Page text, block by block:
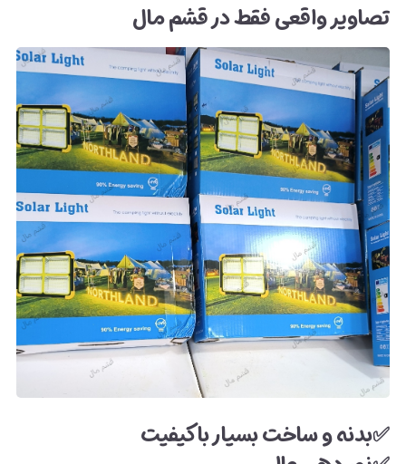
تصاویر واقعی فقط در قشم مال
✅بدنه و ساخت بسیار باکیفیت